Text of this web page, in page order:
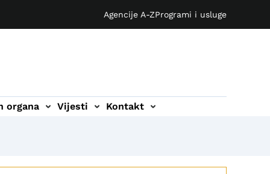
Agencije A-ZProgrami i usluge
organa Vijesti Kontakt